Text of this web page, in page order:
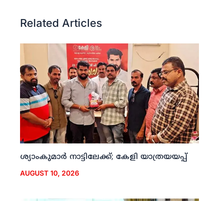
Related Articles
ശ്യാംകുമാര്‍ നാട്ടിലേക്ക്; കേളി യാത്രയയപ്പ്
AUGUST 10, 2026